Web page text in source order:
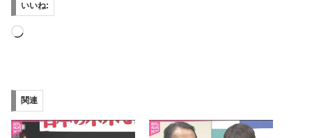
いいね:
読
み
中…
関連